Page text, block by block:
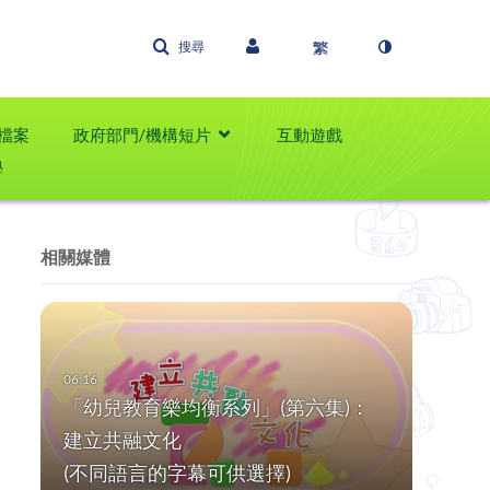
搜尋
案 政府部門/機構短片
互動遊戲
相關媒體
「幼兒教育樂均衡系列」(第六集)：
建立共融文化
(不同語言的字幕可供選擇)